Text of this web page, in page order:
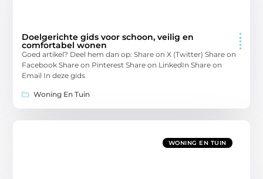
Doelgerichte gids voor schoon, veilig en
comfortabel wonen
Goed artikel? Deel hem dan op: Share on X (Twitter) Share on
Facebook Share on Pinterest Share on LinkedIn Share on
Email In deze gids
Woning En Tuin
WONING EN TUIN